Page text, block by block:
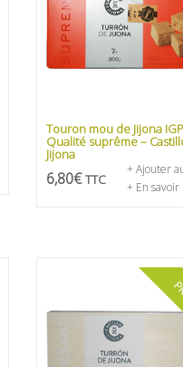
Touron mou de Jijona IGP
Qualité suprême –
Jijona
6,80€ TTC
+ Ajouter
+ En savoir